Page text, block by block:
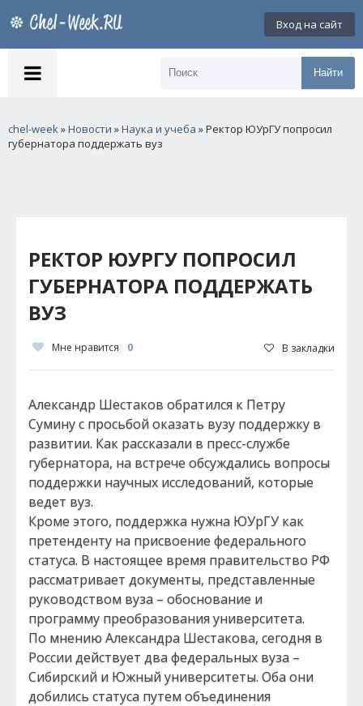
Вход на сайт
Найти
chel-week»Новости »Наука и учеба » Ректор ЮУрГУ попросил
губернатора поддержать вуз
РЕКТОР ЮУРГУ ПОПРОСИЛ
ГУБЕРНАТОРА ПОДДЕРЖАТЬ
ВУЗ
Мне нравится 0 В закладки
Александр Шестаков обратился к Петру
Сумину с просьбой оказать вузу поддержку в
развитии. Как рассказали в пресс-службе
губернатора, на встрече обсуждались вопросы
поддержки научных исследований, которые
ведет вуз.
Кроме этого, поддержка нужна ЮУрГУ как
претенденту на присвоение федерального
статуса. В настоящее время правительство РФ
рассматривает документы, представленные
руководством вуза – обоснование и
программу преобразования университета.
По мнению Александра Шестакова, сегодня в
России действует два федеральных вуза –
Сибирский и Южный университеты. Оба они
добились статуса путем объединения